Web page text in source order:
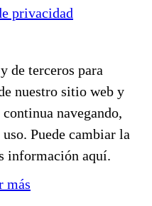
privacidad
de terceros para
nuestro sitio web y
navegando,
Puede cambiar la
información aquí.
más